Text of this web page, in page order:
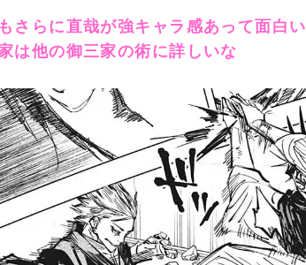
さらに直哉が強キャラ感あって面白い
は他の御三家の術に詳しいな